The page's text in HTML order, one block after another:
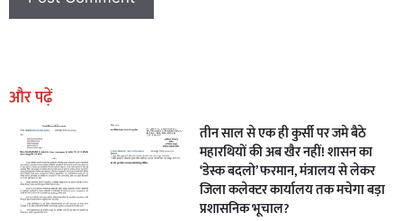
और पढ़ें
तीन साल से एक ही कुर्सी पर जमे बैठे
महारथियों की अब खैर नहीं! शासन का
‘डेस्क बदलो’ फरमान, मंत्रालय से लेकर
जिला कलेक्टर कार्यालय तक मचेगा बड़ा
प्रशासनिक भूचाल?